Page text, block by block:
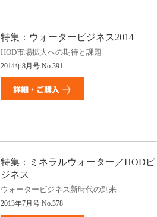
特集：ウォータービジネス2014
HOD市場拡大への期待と課題
2014年8月号No.391
特集：ミネラルウォーター／HOD ビ
ジネス
ウォータービジネス新時代の到来
2013年7月号No.378